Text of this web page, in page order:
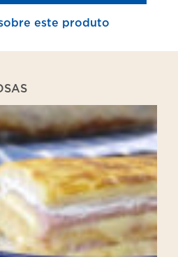
este produto